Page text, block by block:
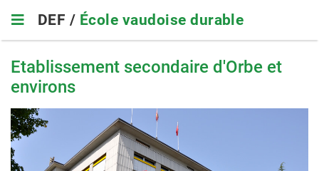
main
navigation
DEF / École vaudoise durable
Etablissement secondaire d'Orbe et
environs